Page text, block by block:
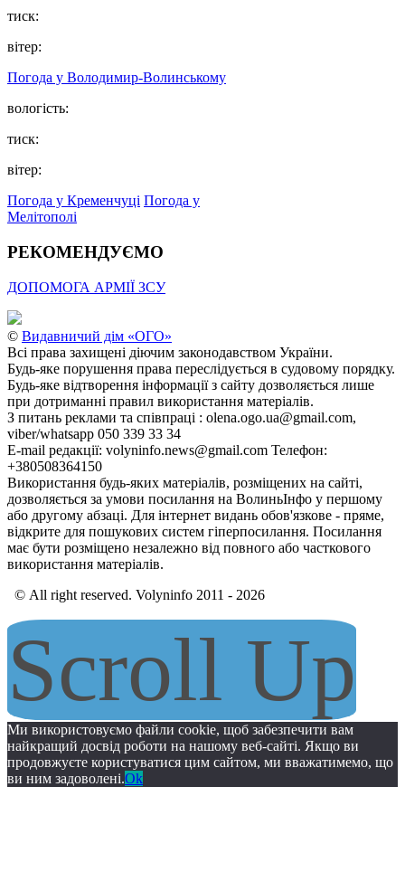
тиск:
вітер:
Погода у Володимир-Волинському
вологість:
тиск:
вітер:
Погода у Кременчуці Погода у
Мелітополі
РЕКОМЕНДУЄМО
ДОПОМОГА АРМІЇ ЗСУ
© Видавничий дім «ОГО»
Всі права захищені діючим законодавством України.
Будь-яке порушення права переслідується в судовому порядку.
Будь-яке відтворення інформації з сайту дозволяється лише
при дотриманні правил використання матеріалів.
З питань реклами та співпраці : olena.ogo.ua@gmail.com,
viber/whatsapp 050 339 33 34
E-mail редакції: volyninfo.news@gmail.com Телефон:
+380508364150
Використання будь-яких матеріалів, розміщених на сайті,
дозволяється за умови посилання на ВолиньІнфо у першому
або другому абзаці. Для інтернет видань обов'язкове - пряме,
відкрите для пошукових систем гіперпосилання. Посилання
має бути розміщено незалежно від повного або часткового
використання матеріалів.
© All right reserved. Volyninfo 2011 - 2026
Scroll Up
Ми використовуємо файли cookie, щоб забезпечити вам
найкращий досвід роботи на нашому веб-сайті. Якщо ви
продовжуєте користуватися цим сайтом, ми вважатимемо, що
ви ним задоволені.Ok